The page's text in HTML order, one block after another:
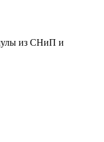
из СНиП и